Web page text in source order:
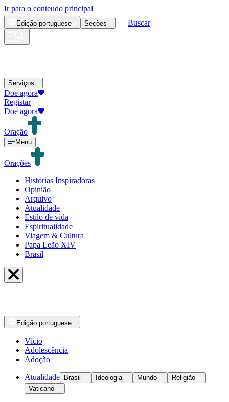
Ir para o conteudo principal
Edição portuguese Seções Buscar
Serviços
Doe agora
Registar
Doe agora
Oração
Menu
Orações
Histórias Inspiradoras
Opinião
Arquivo
Atualidade
Estilo de vida
Espiritualidade
Viagem & Cultura
Papa Leão XIV
Brasil
Edição portuguese
Vício
Adolescência
Adoção
Atualidade Brasil Ideologia Mundo
Religião
Vaticano